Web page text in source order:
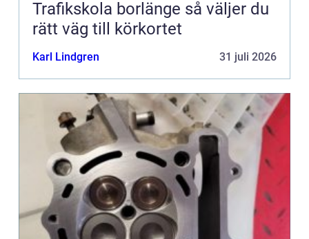
Trafikskola borlänge så väljer du
rätt väg till körkortet
Karl Lindgren 31 juli 2026